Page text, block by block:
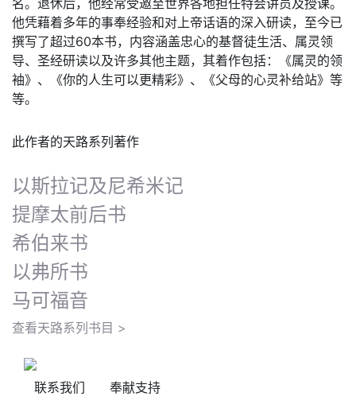
名。退休后，他经常受邀至世界各地担任特会讲员及授课。
他凭藉着多年的事奉经验和对上帝话语的深入研读，至今已
撰写了超过60本书，内容涵盖忠心的基督徒生活、属灵领
导、圣经研读以及许多其他主题，其着作包括：《属灵的领
袖》、《你的人生可以更精彩》、《父母的心灵补给站》等
等。
此作者的天路系列著作
以斯拉记及尼希米记
提摩太前后书
希伯来书
以弗所书
马可福音
查看天路系列书目 >
联系我们 奉献支持